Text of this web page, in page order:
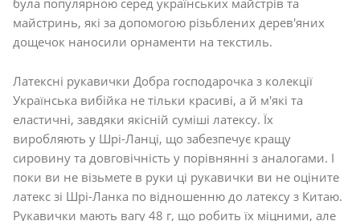
була популярною серед українських майстрів та
майстринь, які за допомогою різьблених дерев'яних
дощечок наносили орнаменти на текстиль.
Латексні рукавички Добра господарочка з колекції
Українська вибійка не тільки красиві, а й м'які та
еластичні, завдяки якісній суміші латексу. Їх
виробляють у Шрі-Ланці, що забезпечує кращу
сировину та довговічність у порівнянні з аналогами. І
поки ви не візьмете в руки ці рукавички ви не оціните
латекс зі Шрі-Ланка по відношенню до латексу з Китаю.
Рукавички мають вагу 48 г, що робить їх міцними, але